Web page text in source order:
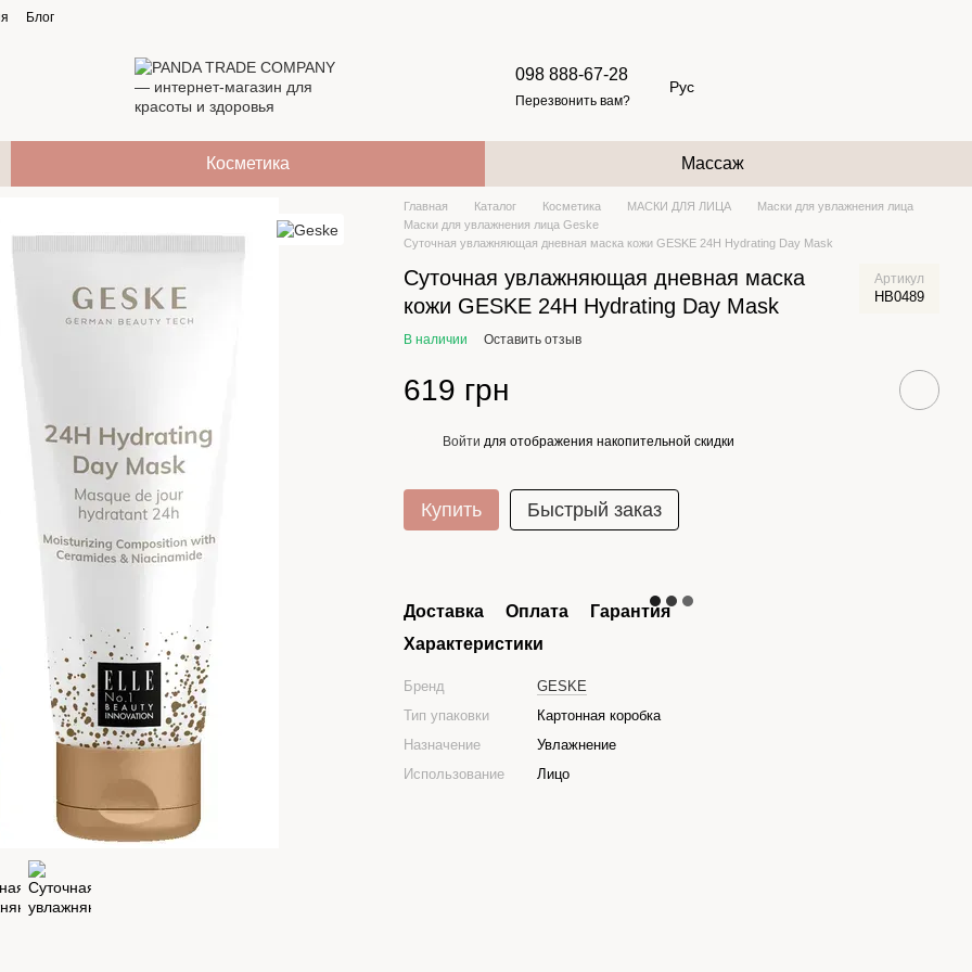
Блог
098 888-67-28
Перезвонить вам?
Рус
Косметика Массаж
Главная Каталог Косметика МАСКИ ДЛЯ ЛИЦА
Маски для увлажнения лица
Маски для увлажнения лица Geske
Суточная увлажняющая дневная маска кожи GESKE 24H Hydrating Day Mask
Суточная увлажняющая дневная маска
кожи GESKE 24H Hydrating Day Mask
Артикул
HB0489
В наличии Оставить отзыв
619 грн
Войти для отображения накопительной скидки
Купить Быстрый заказ
Доставка Оплата
Гарантия
Характеристики
Бренд
GESKE
Тип упаковки
Картонная коробка
Назначение
Увлажнение
Использование
Лицо